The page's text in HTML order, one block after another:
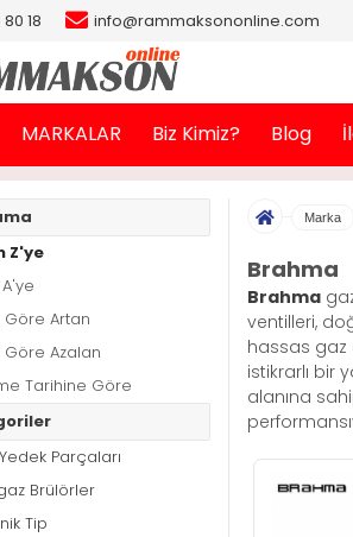
18 info@rammaksononline.com
MARKALAR Biz Kimiz? Blog
Z'ye
Göre Artan
Göre Azalan
Tarihine Göre
Parçaları
Brülörler
Tip
Marka
Brahma
Brahma
ventilleri,
hassas gaz
istikrarlı bir
alanına